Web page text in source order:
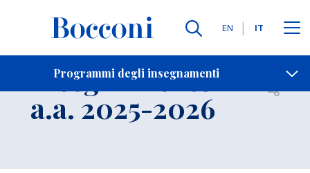
Lingue
EN IT
Programmi degli insegnamenti
Contatti
Insegnamento
a.a. 2025-2026 Open